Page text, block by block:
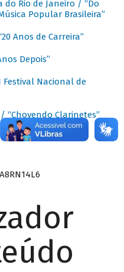
do Rio de Janeiro / “Do
Popular Brasileira”
Anos de Carreira”
Depois”
Nacional de
“Chovendo Clarinetes”